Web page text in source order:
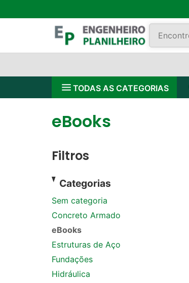
TODAS AS CATEGORIAS
eBooks
Filtros
Categorias
Sem categoria
Concreto Armado
eBooks
Estruturas de Aço
Fundações
Hidráulica